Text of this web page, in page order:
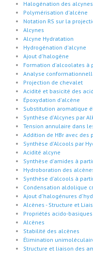
Halogénation des alcynes
Polymérisation d'alcène
Notation RS sur la
Alcynes
Alcyne Hydratation
Hydrogénation d'alcyne
Ajout d'halogène
Formation d'alcoolates à
Analyse
Projection de chevalet
Acidité et basicité des
Époxydation d'alcène
Substitution aromatique
Synthèse d'Alcynes par
Tension annulaire dans
Addition de HBr avec des
Synthèse d'Alcools par
Acidité alcyne
Synthèse d'amides à
Hydroboration des
Synthèse d'alcools à
Condensation aldolique
Ajout d'halogénures
Alcènes - Structure et
Propriétés acido-
Alcènes
Stabilité des alcènes
Élimination
Structure et liaison des